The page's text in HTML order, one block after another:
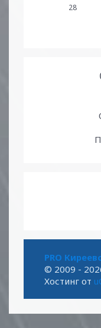
28
PRO
© 2009 -
Хостинг от